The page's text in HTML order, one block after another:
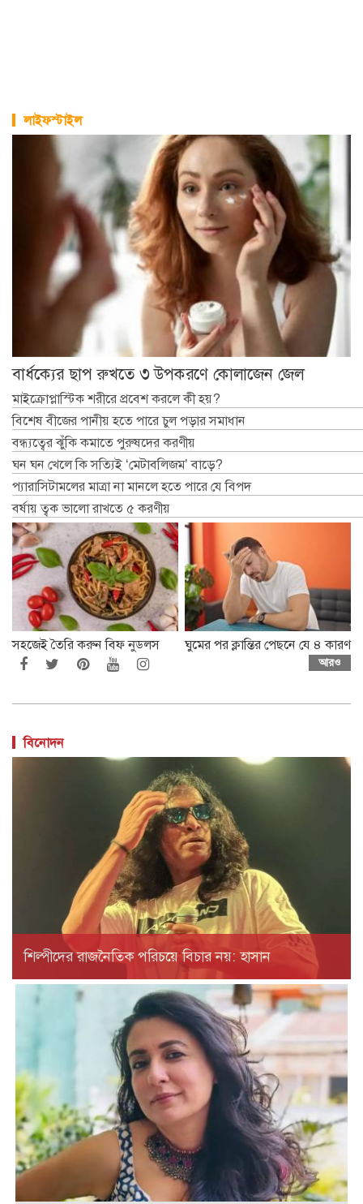
লাইফস্টাইল
বার্ধক্যের ছাপ রুখতে ৩ উপকরণে কোলাজেন জেল
মাইক্রোপ্লাস্টিক শরীরে প্রবেশ করলে কী হয়?
বিশেষ বীজের পানীয় হতে পারে চুল পড়ার সমাধান
বন্ধ্যত্বের ঝুঁকি কমাতে পুরুষদের করণীয়
ঘন ঘন খেলে কি সত্যিই ‘মেটাবলিজম’ বাড়ে?
প্যারাসিটামলের মাত্রা না মানলে হতে পারে যে বিপদ
বর্ষায় ত্বক ভালো রাখতে ৫ করণীয়
সহজেই তৈরি করুন বিফ নুডলস ঘুমের পর ক্লান্তির পেছনে যে ৪ কারণ
আরও
বিনোদন
শিল্পীদের রাজনৈতিক পরিচয়ে বিচার নয়: হাসান